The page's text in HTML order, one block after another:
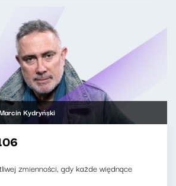
Kydryński
zmienności, gdy każde więdnące